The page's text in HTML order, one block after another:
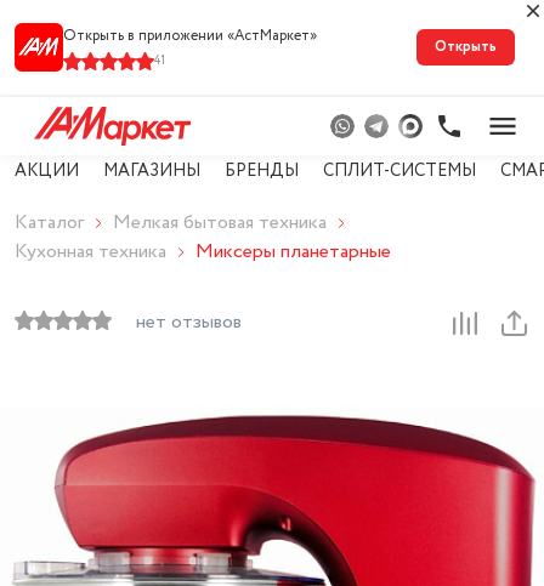
Открыть в приложении «АстМарке‪т‬»
41
Открыть
АКЦИИ МАГАЗИНЫ БРЕНДЫ СПЛИТ-СИСТЕМЫ
Каталог
Мелкая бытовая техника
Кухонная техника
Миксеры планетарные
нет отзывов